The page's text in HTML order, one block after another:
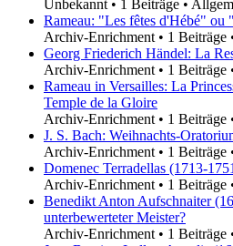
Unbekannt • 1 Beiträge •
Rameau: "Les fêtes d'Hébé" ou
Archiv-Enrichment • 1 Beiträge
Georg Friederich Händel: La
Archiv-Enrichment • 1 Beiträge
Rameau in Versailles: La
Temple de la Gloire
Archiv-Enrichment • 1 Beiträge
J. S. Bach: Weihnachts-
Archiv-Enrichment • 1 Beiträge
Domenec Terradellas (1713-
Archiv-Enrichment • 1 Beiträge
Benedikt Anton Aufschnaiter
unterbewerteter Meister?
Archiv-Enrichment • 1 Beiträge